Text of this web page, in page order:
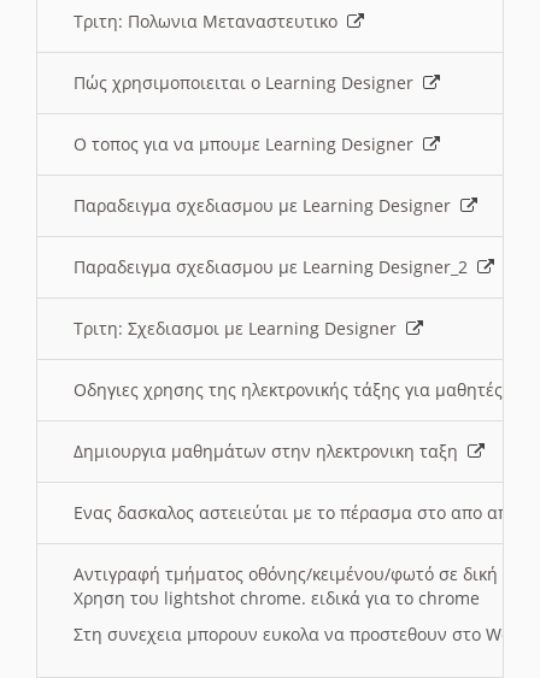
Τριτη: Πολωνια Μεταναστευτικο
Πώς χρησιμοποιειται ο Learning Designer
O τοπος για να μπουμε Learning Designer
Παραδειγμα σχεδιασμου με Learning Designer
Παραδειγμα σχεδιασμου με Learning Designer_2
Τριτη: Σχεδιασμοι με Learning Designer
Οδηγιες χρησης της ηλεκτρονικής τάξης για μαθητές
Δημιουργια μαθημάτων στην ηλεκτρονικη ταξη
Ενας δασκαλος αστειεύται με το πέρασμα στο απο
Αντιγραφή τμήματος οθόνης/κειμένου/φωτό σε δική
Χρηση του lightshot chrome. ειδικά για το chrome
Στη συνεχεια μπορουν ευκολα να προστεθουν στο Word